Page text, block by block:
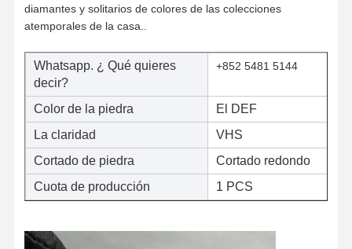
diamantes y solitarios de colores de las colecciones
atemporales de la casa..
Whatsapp. ¿ Qué quieres
decir?
+852 5481 5144
Color de la piedra
El DEF
La claridad
VHS
Cortado de piedra
Cortado redondo
Cuota de producción
1 PCS